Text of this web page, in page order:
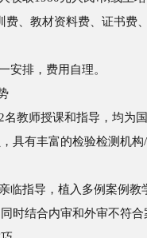
费、教材资料费、证书费
排，费用自理。
教师授课和指导，均为国
具有丰富的检验检测机
指导，植入多例案例教
时结合内审和外审不符